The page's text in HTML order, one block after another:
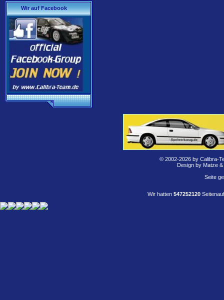
Wir auf Facebook
© 2002-2026 by Calibra-
Design by Matze
Seite
Wir hatten 547252120